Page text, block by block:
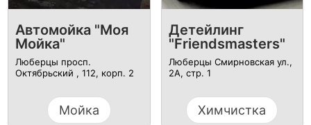
Автомойка "Моя
Мойка"
Люберцы просп.
Октябрьский , 112, корп. 2
Мойка
Детейлинг
"Friendsmasters"
Люберцы Смирновская ул.,
2А, стр. 1
Химчистка